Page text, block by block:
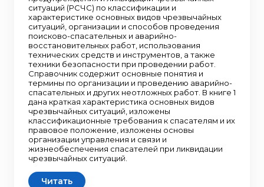
ситуаций (РСЧС) по классификации и
характеристике основных видов чрезвычайных
ситуаций, организации и способов проведения
поисково-спасательных и аварийно-
восстановительных работ, использования
технических средств и инструментов, а также
техники безопасности при проведении работ.
Справочник содержит основные понятия и
термины по организации и проведению аварийно-
спасательных и других неотложных работ. В книге 1
дана краткая характеристика основных видов
чрезвычайных ситуаций, изложены
классификационные требования к спасателям и их
правовое положение, изложены основы
организации управления и связи и
жизнеобеспечения спасателей при ликвидации
чрезвычайных ситуаций.
Читать